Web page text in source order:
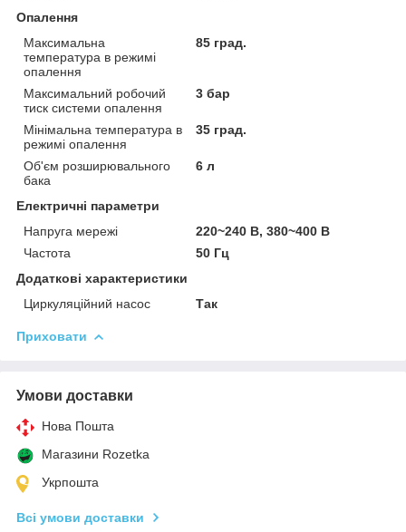
Опалення
Максимальна
температура в режимі
опалення
85 град.
Максимальний робочий
тиск системи опалення
3 бар
Мінімальна температура в
режимі опалення
35 град.
Об'єм розширювального
бака
6 л
Електричні параметри
Напруга мережі
220~240 В, 380~400 В
Частота
50 Гц
Додаткові характеристики
Циркуляційний насос
Так
Приховати
Умови доставки
Нова Пошта
Магазини Rozetka
Укрпошта
Всі умови доставки